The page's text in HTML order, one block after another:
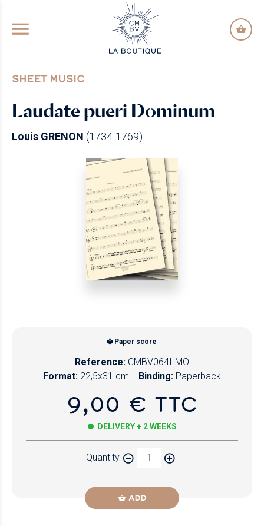
GO TO PRINCIPAL CONTENT
SHEET MUSIC
Laudate pueri Dominum
Louis GRENON (1734-1769)
Paper score
Reference: CMBV064I-MO
Format: 22,5x31 cm Binding: Paperback
9,00 € TTC
DELIVERY + 2 WEEKS
Quantity
ADD